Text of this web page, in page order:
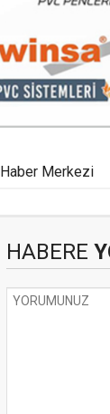
Haber Merkezi
HABERE